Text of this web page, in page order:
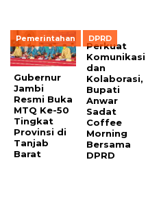
Pemerintahan
Gubernur
Jambi
Resmi Buka
MTQ Ke-50
Tingkat
Provinsi di
Tanjab
Barat
DPRD
Perkuat
Komunikasi
dan
Kolaborasi,
Bupati
Anwar
Sadat
Coffee
Morning
Bersama
DPRD